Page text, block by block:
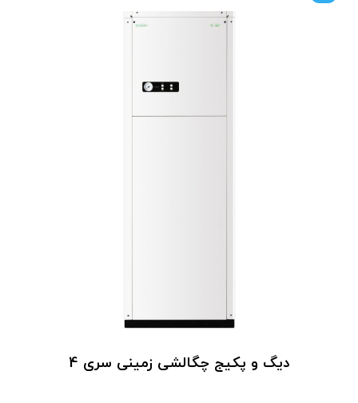
دیگ و پکیج چگالشی زمینی سری 4